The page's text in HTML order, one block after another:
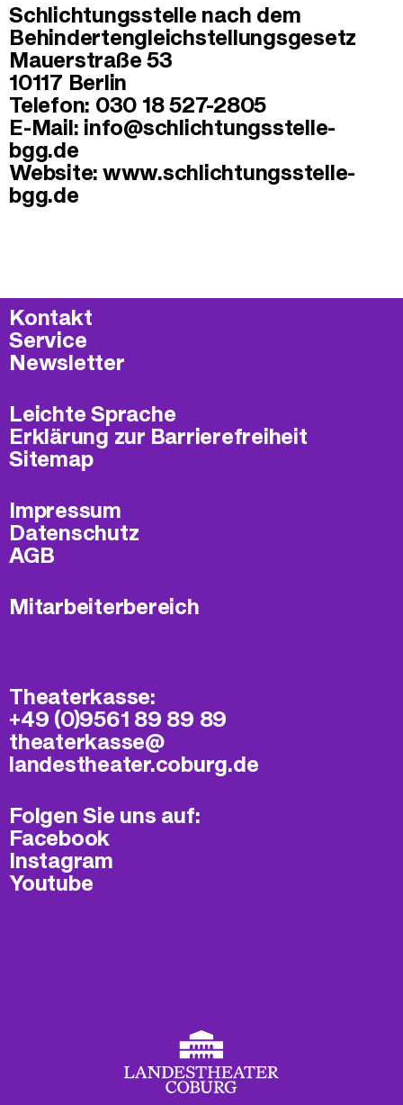
Schlichtungsstelle nach dem
Behindertengleichstellungsgesetz
Mauerstraße 53
10117 Berlin
Telefon: 030 18 527-2805
E-Mail: info@schlichtungsstelle-
bgg.de
Website: www.schlichtungsstelle-
bgg.de
Kontakt
Service
Newsletter
Leichte Sprache
Erklärung zur Barrierefreiheit
Sitemap
Impressum
Datenschutz
AGB
Mitarbeiterbereich
Theaterkasse:
+49 (0)9561 89 89 89
theaterkasse@​
landestheater.coburg.de
Folgen Sie uns auf:
Facebook
Instagram
Youtube